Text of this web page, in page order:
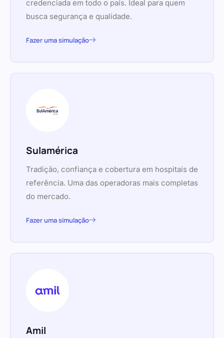
credenciada em todo o país. Ideal para quem
busca segurança e qualidade.
Fazer uma simulação
Sulamérica
Tradição, confiança e cobertura em hospitais de
referência. Uma das operadoras mais completas
do mercado.
Fazer uma simulação
Amil